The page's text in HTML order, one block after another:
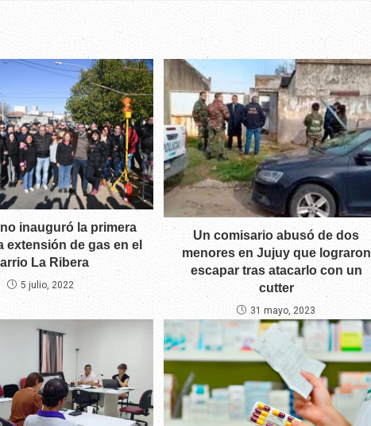
inauguró la primera
extensión de gas en el
La Ribera
5 julio, 2022
Un comisario abusó de dos
menores en Jujuy que lograron
escapar tras atacarlo con un
cutter
31 mayo, 2023